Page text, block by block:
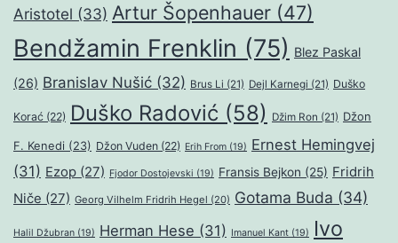
Aristotel (33) Artur Šopenhauer (47)
Bendžamin Frenklin (75) Blez Paskal
(26) Branislav Nušić (32) Brus Li (21) Dejl Karnegi (21) Duško
Korać (22) Duško Radović (58) Džim Ron (21) Džon
F. Kenedi (23) Džon Vuden (22) Erih From (19) Ernest Hemingvej
(31) Ezop (27) Fjodor Dostojevski (19) Fransis Bejkon (25) Fridrih
Niče (27) Georg Vilhelm Fridrih Hegel (20) Gotama Buda (34)
Halil Džubran (19) Herman Hese (31) Imanuel Kant (19)
Ivo